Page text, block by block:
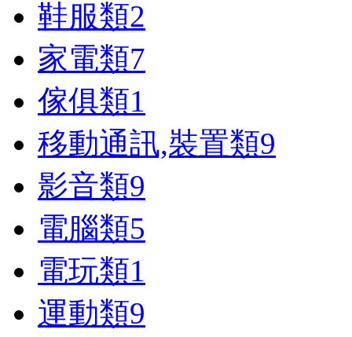
鞋服類2
家電類7
傢俱類1
移動通訊,裝置類9
影音類9
電腦類5
電玩類1
運動類9